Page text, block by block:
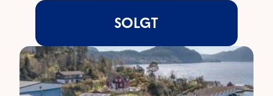
SOLGT